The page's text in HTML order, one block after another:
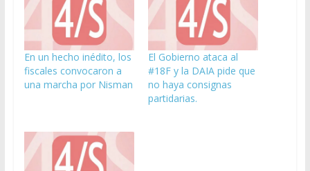
En un hecho inédito, los
fiscales convocaron a
una marcha por Nisman
El Gobierno ataca al
#18F y la DAIA pide que
no haya consignas
partidarias.